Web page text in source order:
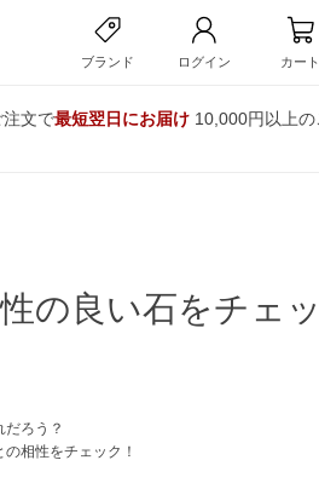
ブランド ログイン カート
文で最短翌日にお届け10,000円以上の
の良い石をチェッ
ろう？
相性をチェック！